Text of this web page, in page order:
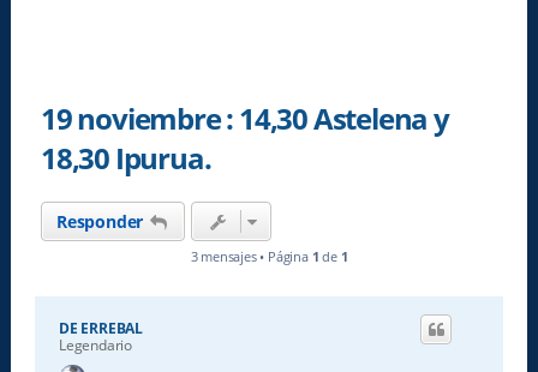
19 noviembre : 14,30 Astelena y
18,30 Ipurua.
Responder
3 mensajes • Página 1 de 1
DE ERREBAL
Legendario